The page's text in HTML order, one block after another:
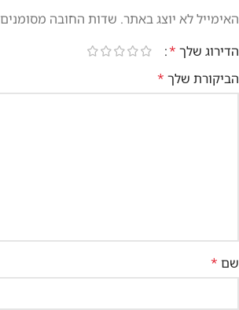
האימייל לא יוצג באתר. שדות החובה מסומנים
הדירוג שלך *
הביקורת שלך *
שם *